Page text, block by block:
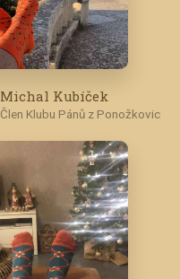
Michal Kubíček
Člen Klubu Pánů z Ponožkovic